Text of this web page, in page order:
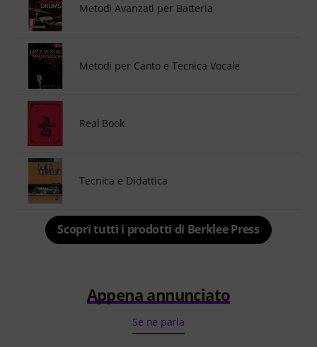
Metodi Avanzati per Batteria
Metodi per Canto e Tecnica Vocale
Real Book
Tecnica e Didattica
Scopri tutti i prodotti di Berklee Press
Appena annunciato
Se ne parla